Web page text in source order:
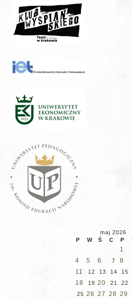
maj 2026
P
W Ś C P
1
4 5 6 7 8
11 12 13 14 15
18 19 20 21 22
25 26 27 28 29